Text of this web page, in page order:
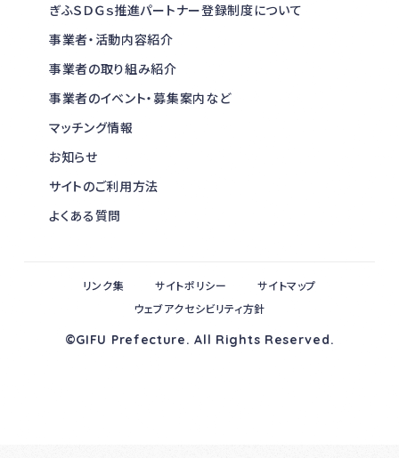
ぎふＳＤＧｓ推進パートナー登録制度について
事業者・活動内容紹介
事業者の取り組み紹介
事業者のイベント・募集案内など
マッチング情報
お知らせ
サイトのご利用方法
よくある質問
©GIFU Prefecture. All Rights Reserved.
リンク集 サイトポリシー
サイトマップ
ウェブアクセシビリティ方針